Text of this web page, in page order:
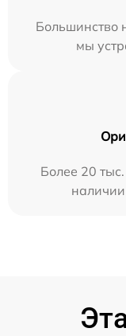
Большинство
мы
Более 20